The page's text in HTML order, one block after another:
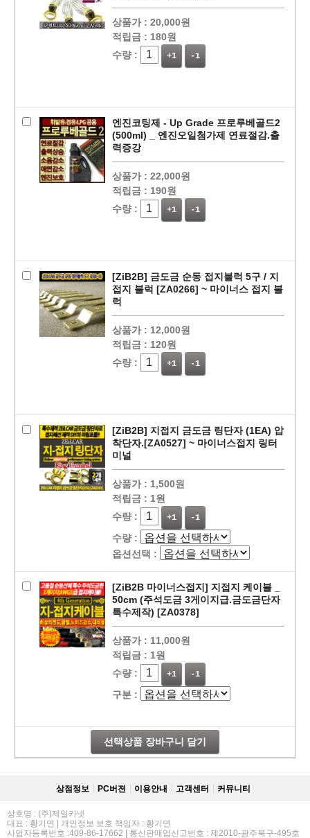
페이코 ID로
PAYCO 바로
상품가 : 20,000원
적립금 : 180원
수량 :
+1 -1
엔진코팅제 - Up Grade 프로루베골드2
(500ml) _ 엔진오일첨가제 연료절감.출
력증강
상품가 : 22,000원
적립금 : 190원
수량 :
+1 -1
[ZiB2B] 금도금 순동 접지블럭 5구 / 지
접지 블럭 [ZA0266] ~ 마이너스 접지 블
럭
상품가 : 12,000원
적립금 : 120원
수량 :
+1 -1
[ZiB2B] 지접지 금도금 링단자 (1EA) 압
착단자.[ZA0527] ~ 마이너스접지 링터
미널
상품가 : 1,500원
적립금 : 1원
수량 :
+1 -1
수량 :
옵션선택 :
[ZiB2B 마이너스접지] 지접지 케이블 _
50cm (주석도금 3게이지급.금도금단자
특수제작) [ZA0378]
상품가 : 11,000원
적립금 : 1원
수량 :
+1 -1
구분 :
선택상품 장바구니 담기
상점정보 PC버젼 이용안내 고객센터 커뮤니티
상호명 : (주)제일카넷
대표 : 황기연 | 개인정보 보호 책임자 : 황기연
사업자등록번호 :409-86-17662 | 통신판매업신고번호 : 제2010-광주북구-495호